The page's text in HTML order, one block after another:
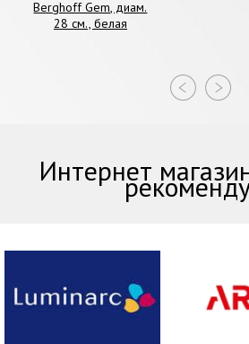
Berghoff Gem, диам.
28 см., белая
Интернет